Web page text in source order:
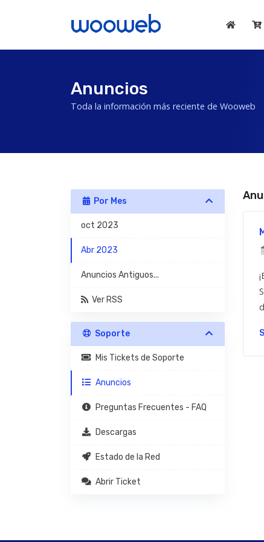
Anuncios
Toda la información más reciente de Wooweb
Por Mes
oct 2023
Abr 2023
Anuncios Antiguos...
Ver RSS
Soporte
Mis Tickets de Soporte
Anuncios
Preguntas Frecuentes - FAQ
Descargas
Estado de la Red
Abrir Ticket